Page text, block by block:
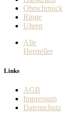
Ohrschmuck
Ringe
Uhren
Alle
Hersteller
Links
AGB
Impressum
Datenschutz